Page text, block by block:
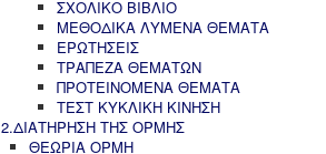
ΣΧΟΛΙΚΟ ΒΙΒΛΙΟ
ΜΕΘΟΔΙΚΑ ΛΥΜΕΝΑ ΘΕΜΑΤΑ
ΕΡΩΤΗΣΕΙΣ
ΤΡΑΠΕΖΑ ΘΕΜΑΤΩΝ
ΠΡΟΤΕΙΝΟΜΕΝΑ ΘΕΜΑΤΑ
ΤΕΣΤ ΚΥΚΛΙΚΗ ΚΙΝΗΣΗ
2.ΔΙΑΤΗΡΗΣΗ ΤΗΣ ΟΡΜΗΣ
ΘΕΩΡΙΑ ΟΡΜΗ